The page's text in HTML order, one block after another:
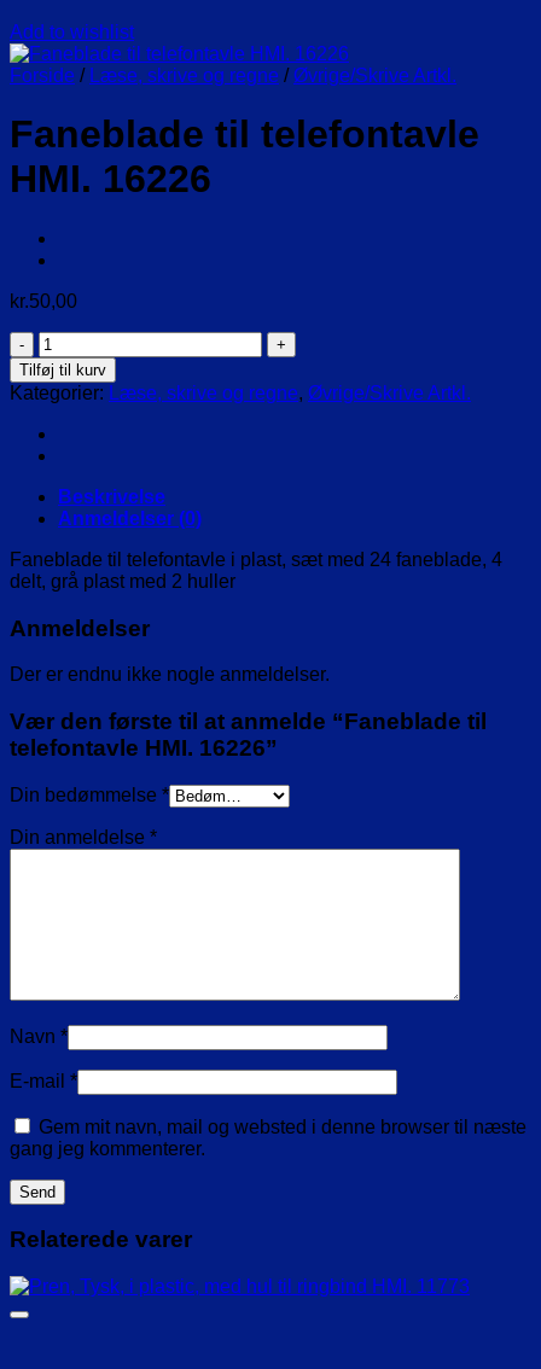
Add to wishlist
Forside / Læse, skrive og regne / Øvrige/Skrive Artkl.
Faneblade til telefontavle
HMI. 16226
kr.50,00
Faneblade
til
telefontavle
HMI.
16226
antal
Tilføj til kurv
Kategorier: Læse, skrive og regne, Øvrige/Skrive Artkl.
Beskrivelse
Anmeldelser (0)
Faneblade til telefontavle i plast, sæt med 24 faneblade, 4
delt, grå plast med 2 huller
Anmeldelser
Der er endnu ikke nogle anmeldelser.
Vær den første til at anmelde “Faneblade til
telefontavle HMI. 16226”
Din bedømmelse *
Din anmeldelse *
Navn *
E-mail *
Gem mit navn, mail og websted i denne browser til næste
gang jeg kommenterer.
Relaterede varer